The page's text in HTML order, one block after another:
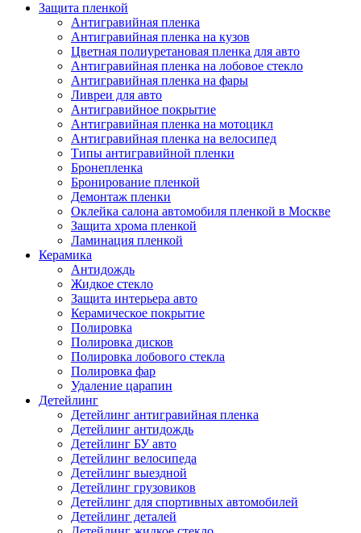
Защита пленкой
Антигравийная пленка
Антигравийная пленка на кузов
Цветная полиуретановая пленка для авто
Антигравийная пленка на лобовое стекло
Антигравийная пленка на фары
Ливреи для авто
Антигравийное покрытие
Антигравийная пленка на мотоцикл
Антигравийная пленка на велосипед
Типы антигравийной пленки
Бронепленка
Бронирование пленкой
Демонтаж пленки
Оклейка салона автомобиля пленкой в Москве
Защита хрома пленкой
Ламинация пленкой
Керамика
Антидождь
Жидкое стекло
Защита интерьера авто
Керамическое покрытие
Полировка
Полировка дисков
Полировка лобового стекла
Полировка фар
Удаление царапин
Детейлинг
Детейлинг антигравийная пленка
Детейлинг антидождь
Детейлинг БУ авто
Детейлинг велосипеда
Детейлинг выездной
Детейлинг грузовиков
Детейлинг для спортивных автомобилей
Детейлинг деталей